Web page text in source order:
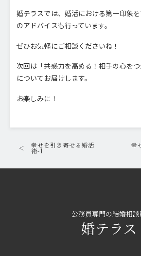
婚テラスでは、婚活における第一印象
のアドバイスも行っています。
ぜひお気軽にご相談くださいね！
次回は「共感力を高める！相手の心をつ
についてお届けします。
お楽しみに！
＜ 幸せを引き寄せる婚活
術-1
幸
公務員専門の結婚相
婚テラス